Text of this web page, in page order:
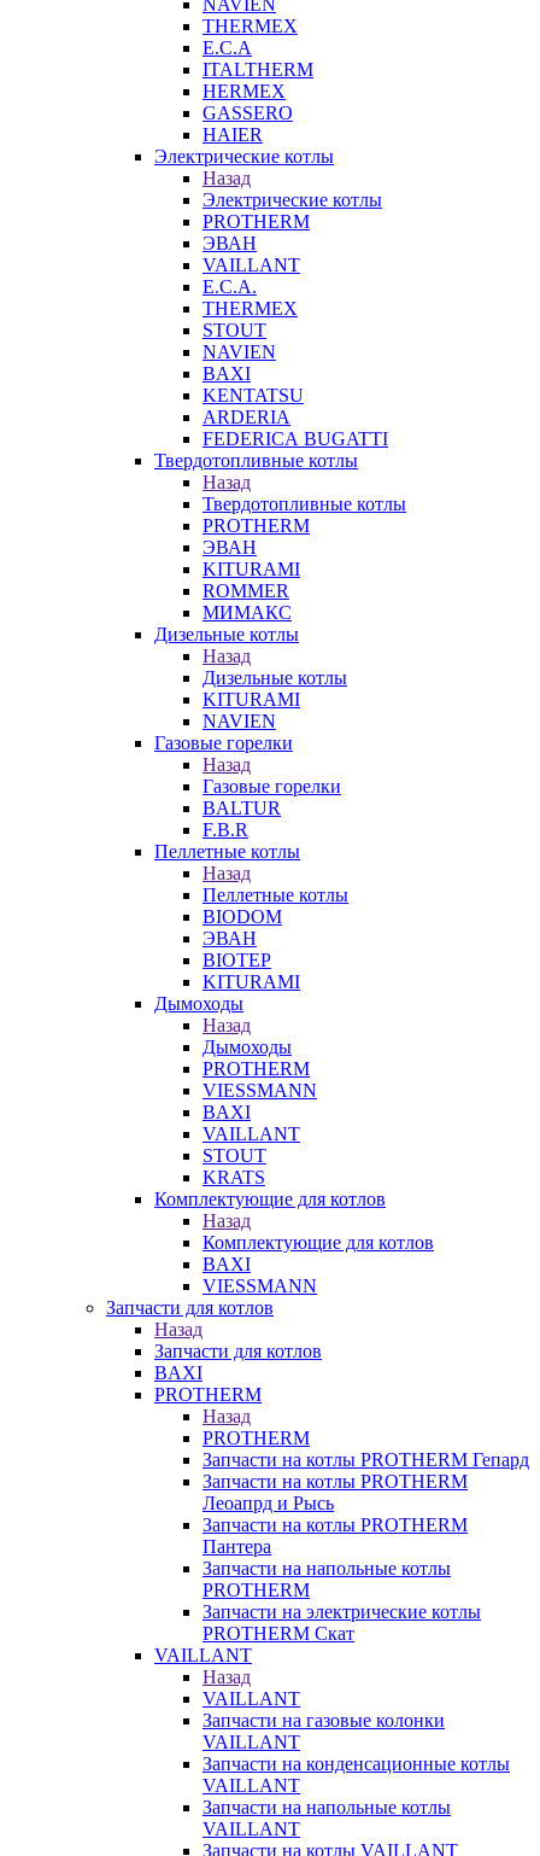
NAVIEN
THERMEX
E.C.A
ITALTHERM
HERMEX
GASSERO
HAIER
Электрические котлы
Назад
Электрические котлы
PROTHERM
ЭВАН
VAILLANT
E.C.A.
THERMEX
STOUT
NAVIEN
BAXI
KENTATSU
ARDERIA
FEDERICА BUGATTI
Твердотопливные котлы
Назад
Твердотопливные котлы
PROTHERM
ЭВАН
KITURAMI
ROMMER
МИМАКС
Дизельные котлы
Назад
Дизельные котлы
KITURAMI
NAVIEN
Газовые горелки
Назад
Газовые горелки
BALTUR
F.B.R
Пеллетные котлы
Назад
Пеллетные котлы
BIODOM
ЭВАН
BIOTEP
KITURAMI
Дымоходы
Назад
Дымоходы
PROTHERM
VIESSMANN
BAXI
VAILLANT
STOUT
KRATS
Комплектующие для котлов
Назад
Комплектующие для котлов
BAXI
VIESSMANN
Запчасти для котлов
Назад
Запчасти для котлов
BAXI
PROTHERM
Назад
PROTHERM
Запчасти на котлы PROTHERM Гепард
Запчасти на котлы PROTHERM
Леоапрд и Рысь
Запчасти на котлы PROTHERM
Пантера
Запчасти на напольные котлы
PROTHERM
Запчасти на электрические котлы
PROTHERM Скат
VAILLANT
Назад
VAILLANT
Запчасти на газовые колонки
VAILLANT
Запчасти на конденсационные котлы
VAILLANT
Запчасти на напольные котлы
VAILLANT
Запчасти на котлы VAILLANT